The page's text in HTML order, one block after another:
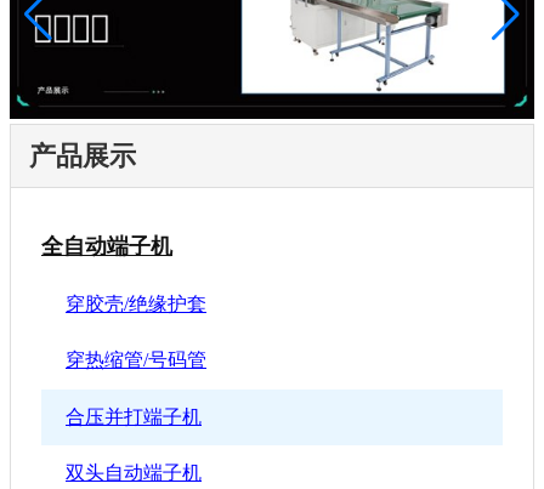
产品展示
全自动端子机
穿胶壳/绝缘护套
穿热缩管/号码管
合压并打端子机
双头自动端子机